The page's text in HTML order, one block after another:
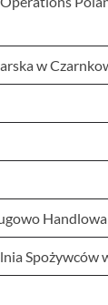
w
Handlowa
Spożywców